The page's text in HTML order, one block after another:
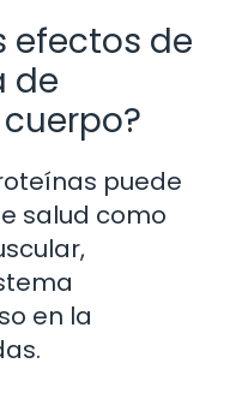
efectos de
de
puede
salud como
en la